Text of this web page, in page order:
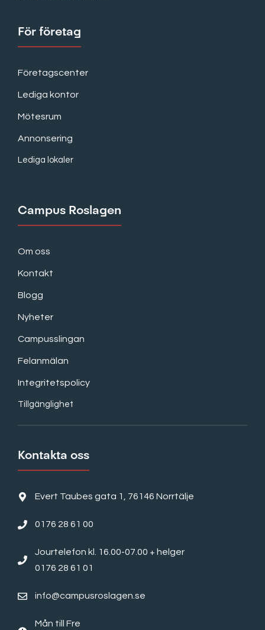
För företag
Företagscenter
Lediga kontor
Mötesrum
Annonsering
Lediga lokaler
Campus Roslagen
Om oss
Kontakt
Blogg
Nyheter
Campusslingan
Felanmälan
Integritetspolicy
Tillgänglighet
Kontakta oss
Evert Taubes gata 1, 76146 Norrtälje
0176 28 61 00
Jourtelefon kl. 16.00-07.00 + helger
0176 28 61 01
info@campusroslagen.se
Mån till Fre